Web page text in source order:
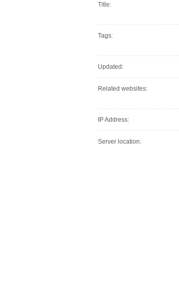
Title:
Tags:
Updated:
Related websites:
IP Address:
Server location: